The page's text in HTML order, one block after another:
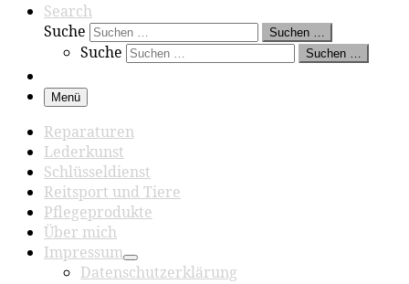
Search
Suche
Suchen …
Suche Suchen …
Menü
Reparaturen
Lederkunst
Schlüsseldienst
Reitsport und Tiere
Pflegeprodukte
Über mich
Impressum
Datenschutzerklärung